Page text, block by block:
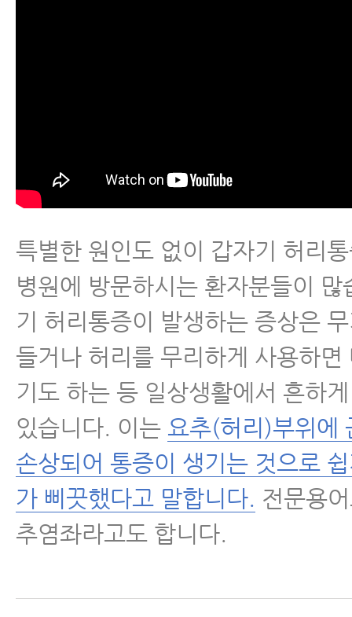
- 갑자기 허리통증 발생했을 때 꼭
지
- 디스크내장증
- 허리통증, 요통 치료 받아도 낫
지
- 허리통증, 허리디스크 환자가 새
되는 이유와 피하는 방법 3가지
- 만성요통(만성허리통증) 치료 받
이유
- 만성요통(만성허리통증) 환자가
가지
여부를 체크해야하는 이유
특별한 원인도 없이 갑자기 허리
병원에 방문하시는 환자분들이 많
기 허리통증이 발생하는 증상은
들거나 허리를 무리하게 사용하면
기도 하는 등 일상생활에서 흔하
있습니다. 이는 요추(허리)부위에
손상되어 통증이 생기는 것으로
가 삐끗했다고 말합니다. 전문용
추염좌라고도 합니다.